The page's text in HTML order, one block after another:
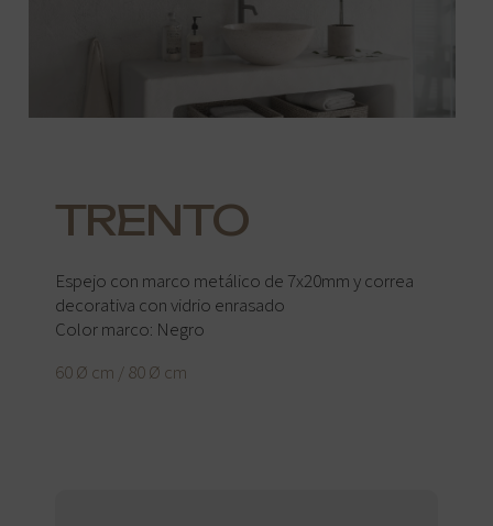
TRENTO
Espejo con marco metálico de 7x20mm y correa
decorativa con vidrio enrasado
Color marco: Negro
60 Ø cm / 80 Ø cm